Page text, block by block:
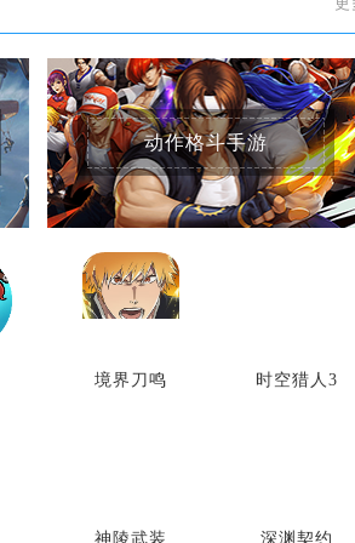
动作格斗手游
境界刀鸣 时空猎人3
神陵武装 深渊契约